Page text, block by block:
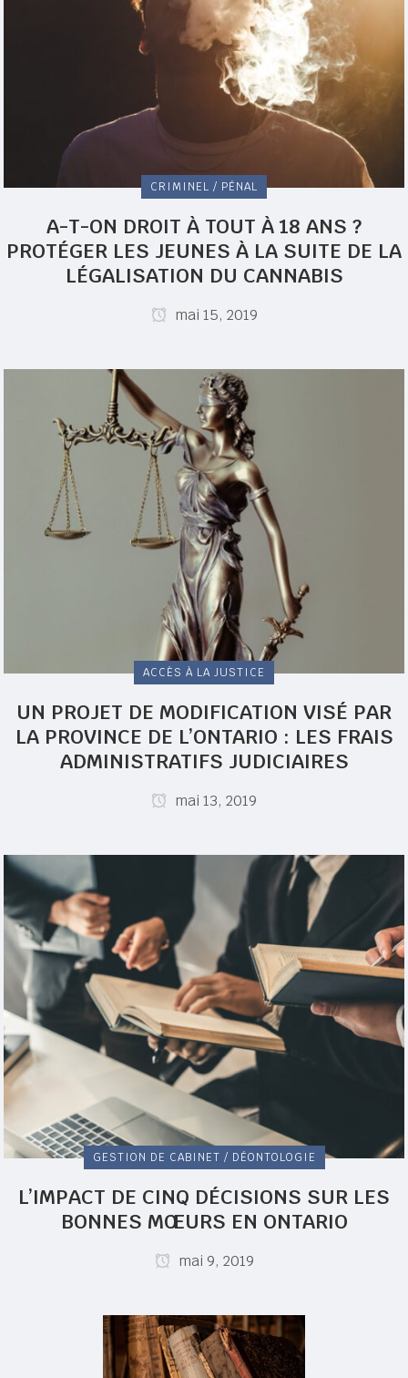
CRIMINEL / PÉNAL
A-T-ON DROIT À TOUT À 18 ANS ?
PROTÉGER LES JEUNES À LA SUITE DE LA
LÉGALISATION DU CANNABIS
mai 15, 2019
ACCÈS À LA JUSTICE
UN PROJET DE MODIFICATION VISÉ PAR
LA PROVINCE DE L’ONTARIO : LES FRAIS
ADMINISTRATIFS JUDICIAIRES
mai 13, 2019
GESTION DE CABINET / DÉONTOLOGIE
L’IMPACT DE CINQ DÉCISIONS SUR LES
BONNES MŒURS EN ONTARIO
mai 9, 2019